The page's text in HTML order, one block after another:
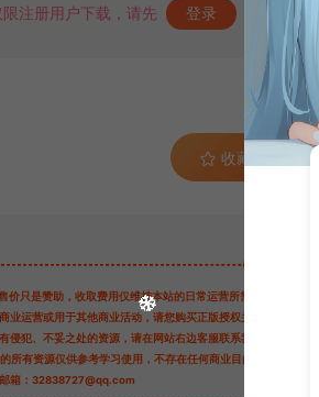
注册用户下载，请先 登录
收藏 (0)
价只是赞助，收取费用仅维持本站的日常运营所需。
业运营或用于其他商业活动，请您购买正版授权并合法使用。
侵犯、不妥之处的资源，请在网站右边客服联系我们。将会第一
所有资源仅供参考学习使用，不存在任何商业目的与商业用途
箱：32838727@qq.com